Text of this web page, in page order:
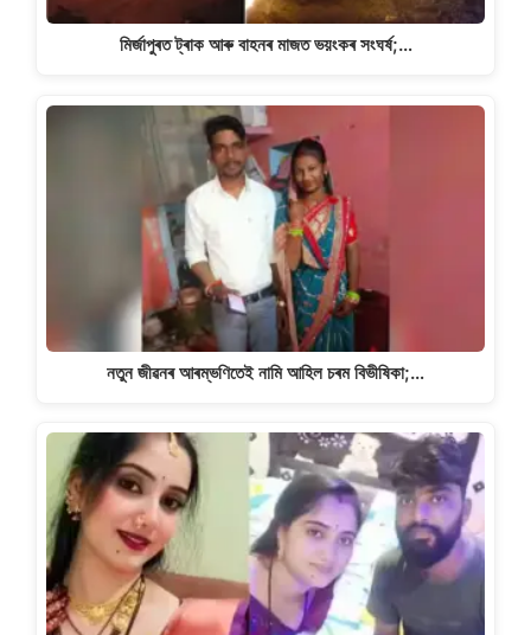
মিৰ্জাপুৰত ট্ৰাক আৰু বাহনৰ মাজত ভয়ংকৰ সংঘৰ্ষ;…
নতুন জীৱনৰ আৰম্ভণিতেই নামি আহিল চৰম বিভীষিকা;…